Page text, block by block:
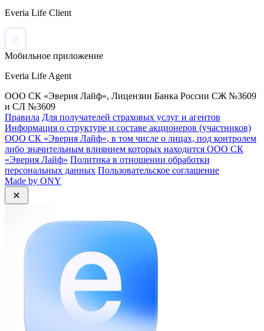
Everia Life Client
Мобильное приложение
Everia Life Agent
ООО СК «Эверия Лайф», Лицензии Банка России СЖ №3609
и СЛ №3609
Правила Для получателей страховых услуг и агентов
Информация о структуре и составе акционеров (участников)
ООО СК «Эверия Лайф», в том числе о лицах, под контролем
либо значительным влиянием которых находится ООО СК
«Эверия Лайф» Политика в отношении обработки
персональных данных Пользовательское соглашение
Made by ONY